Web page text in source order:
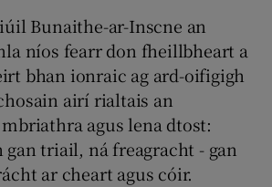
Bunaithe-ar-Inscne an
níos fearr don fheillbheart a
bhan ionraic ag ard-oifigigh
airí rialtais an
agus lena dtost:
gan triail, ná freagracht - gan
ar cheart agus cóir.